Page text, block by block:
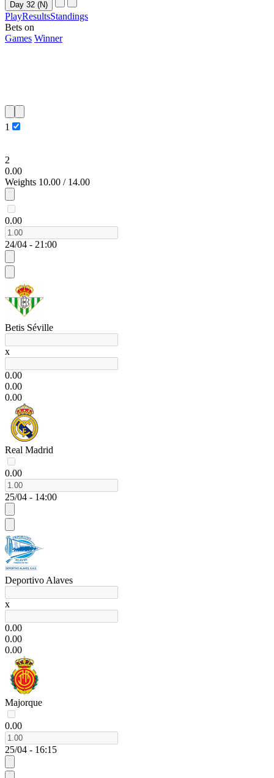
PlayResultsStandings
Bets on
Games Winner
1
2
0.00
Weights 10.00 / 14.00
0.00
24/04 - 21:00
Betis Séville
x
0.00
0.00
0.00
Real Madrid
0.00
25/04 - 14:00
Deportivo Alaves
x
0.00
0.00
0.00
Majorque
0.00
25/04 - 16:15